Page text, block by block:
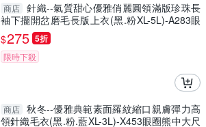
商店 針織--氣質甜心優雅俏麗圓領滿版珍珠長
袖下擺開岔磨毛長版上衣(黑.粉XL-5L)-A283眼
圈熊中大尺碼
$275 5折
限時下殺
商店 秋冬--優雅典範素面羅紋縮口親膚彈力高
領針織毛衣(黑.粉.藍XL-3L)-X453眼圈熊中大尺